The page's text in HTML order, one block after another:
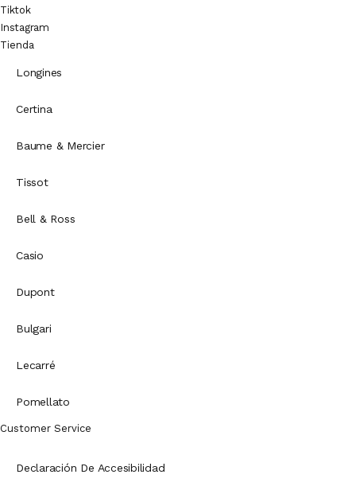
Tiktok
Instagram
Tienda
Longines
Certina
Baume & Mercier
Tissot
Bell & Ross
Casio
Dupont
Bulgari
Lecarré
Pomellato
Customer Service
Declaración De Accesibilidad